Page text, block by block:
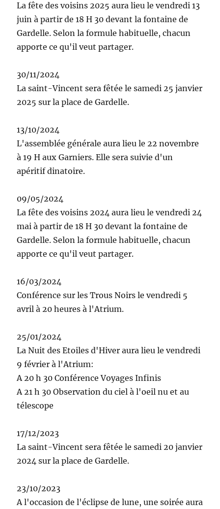
La fête des voisins 2025 aura lieu le vendredi 13
juin à partir de 18 H 30 devant la fontaine de
Gardelle. Selon la formule habituelle, chacun
apporte ce qu'il veut partager.
30/11/2024
La saint-Vincent sera fêtée le samedi 25 janvier
2025 sur la place de Gardelle.
13/10/2024
L'assemblée générale aura lieu le 22 novembre
à 19 H aux Garniers. Elle sera suivie d'un
apéritif dinatoire.
09/05/2024
La fête des voisins 2024 aura lieu le vendredi 24
mai à partir de 18 H 30 devant la fontaine de
Gardelle. Selon la formule habituelle, chacun
apporte ce qu'il veut partager.
16/03/2024
Conférence sur les Trous Noirs le vendredi 5
avril à 20 heures à l'Atrium.
25/01/2024
La Nuit des Etoiles d'Hiver aura lieu le vendredi
9 février à l'Atrium:
A 20 h 30 Conférence Voyages Infinis
A 21 h 30 Observation du ciel à l'oeil nu et au
télescope
17/12/2023
La saint-Vincent sera fêtée le samedi 20 janvier
2024 sur la place de Gardelle.
23/10/2023
A l'occasion de l'éclipse de lune, une soirée aura